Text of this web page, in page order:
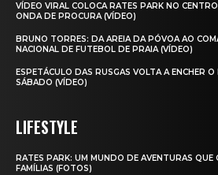
VÍDEO VIRAL COLOCA RATES PARK NO
ONDA DE PROCURA (VÍDEO)
BRUNO TORRES: DA AREIA DA PÓVOA AO
NACIONAL DE FUTEBOL DE PRAIA (VÍDEO)
ESPETÁCULO DAS RUSGAS VOLTA A ENCHER
SÁBADO (VÍDEO)
LIFESTYLE
RATES PARK: UM MUNDO DE AVENTURAS
FAMÍLIAS (FOTOS)